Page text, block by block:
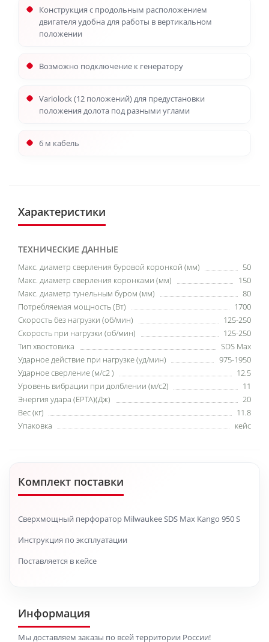
Конструкция с продольным расположением
двигателя удобна для работы в вертикальном
положении
Возможно подключение к генератору
Variolock (12 положений) для предустановки
положения долота под разными углами
6 м кабель
Характеристики
ТЕХНИЧЕСКИЕ ДАННЫЕ
Макс. диаметр сверления буровой коронкой (мм)
50
Макс. диаметр сверления коронками (мм)
150
Макс. диаметр тунельным буром (мм)
80
Потребляемая мощность (Вт)
1700
Скорость без нагрузки (об/мин)
125-250
Скорость при нагрузки (об/мин)
125-250
Тип хвостовика
SDS Max
Ударное действие при нагрузке (уд/мин)
975-1950
Ударное сверление (м/c2 )
12.5
Уровень вибрации при долблении (м/с2)
11
Энергия удара (EPTA)(Дж)
20
Вес (кг)
11.8
Упаковка
кейс
Комплект поставки
Сверхмощный перфоратор Milwaukee SDS Max Kango 950 S
Инструкция по эксплуатации
Поставляется в кейсе
Информация
Мы доставляем заказы по всей территории России!